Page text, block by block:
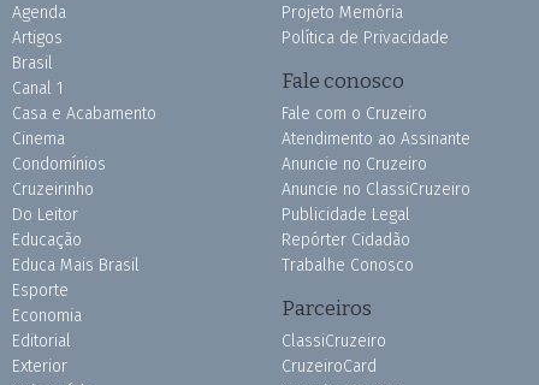
Agenda
Artigos
Brasil
Canal 1
Casa e Acabamento
Cinema
Condomínios
Cruzeirinho
Do Leitor
Educação
Educa Mais Brasil
Esporte
Economia
Editorial
Exterior
Projeto Memória
Política de Privacidade
Fale conosco
Fale com o Cruzeiro
Atendimento ao Assinante
Anuncie no Cruzeiro
Anuncie no ClassiCruzeiro
Publicidade Legal
Repórter Cidadão
Trabalhe Conosco
Parceiros
ClassiCruzeiro
CruzeiroCard